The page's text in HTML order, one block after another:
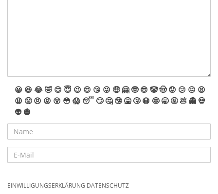
😀 😆 😂🤣 😊 😇 😉 😍 😘 😜 🤑 🤗 🤓 😎 🤡🤠 😟 😕 😖 😫
😩 😤 😠 😡 😲 😳 😱 😴 🙄 🤔 🤥 🤮 🤧 😷 🤩 🥱 🤬 💩 👻 💀
👽 🎃
EINWILLIGUNGSERKLÄRUNG DATENSCHUTZ